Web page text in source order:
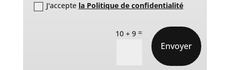
J'accepte la Politique de confidentialité
10 + 9 =
Envoyer